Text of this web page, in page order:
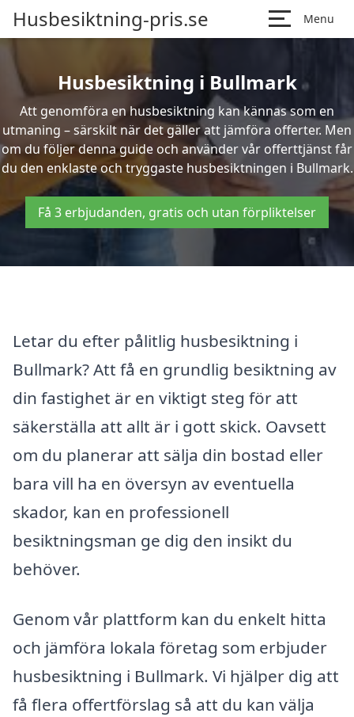
Husbesiktning-pris.se Menu
Husbesiktning i Bullmark
Att genomföra en husbesiktning kan kännas som en
utmaning – särskilt när det gäller att jämföra offerter. Men
om du följer denna guide och använder vår offerttjänst får
du den enklaste och tryggaste husbesiktningen i Bullmark.
Få 3 erbjudanden, gratis och utan förpliktelser
Letar du efter pålitlig husbesiktning i
Bullmark? Att få en grundlig besiktning av
din fastighet är en viktigt steg för att
säkerställa att allt är i gott skick. Oavsett
om du planerar att sälja din bostad eller
bara vill ha en översyn av eventuella
skador, kan en professionell
besiktningsman ge dig den insikt du
behöver.
Genom vår plattform kan du enkelt hitta
och jämföra lokala företag som erbjuder
husbesiktning i Bullmark. Vi hjälper dig att
få flera offertförslag så att du kan välja